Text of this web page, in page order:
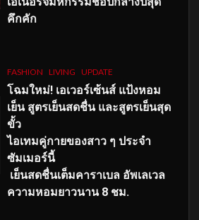
คึกคัก
FASHION LIVING UPDATE
โฉมใหม่! เอเวอร์เซ้นส์ แป้งหอม
เย็น สูตรเย็นสดชื่น และสูตรเย็นสุด
ขั้ว
ไอเทมคู่กายของสาว ๆ ประจำ
ซัมเมอร์นี้
เย็นสดชื่นเต็มคาราเบล อัพเลเวล
ความหอมยาวนาน 8 ชม.